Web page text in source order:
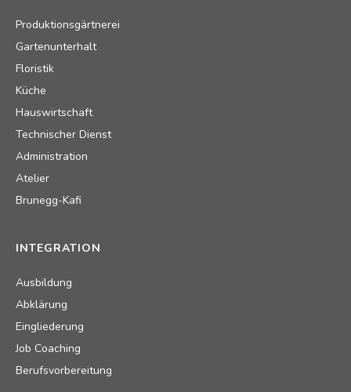
Produktionsgärtnerei
Gartenunterhalt
Floristik
Küche
Hauswirtschaft
Technischer Dienst
Administration
Atelier
Brunegg-Kafi
INTEGRATION
Ausbildung
Abklärung
Eingliederung
Job Coaching
Berufsvorbereitung